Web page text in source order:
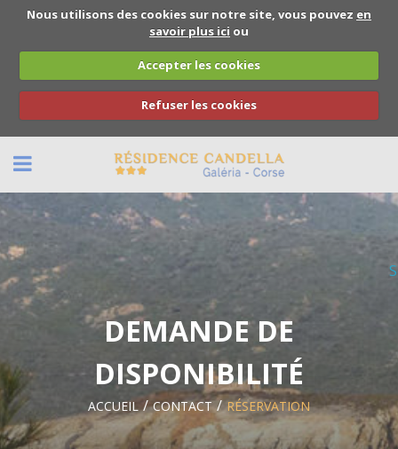
Nous utilisons des cookies sur notre site, vous pouvez en
savoir plus ici ou
Accepter les cookies
Refuser les cookies
BACK
NOUS CONTACTER
RÉSERVATION
DEMANDE DE
DISPONIBILITÉ
ACCUEIL CONTACT RÉSERVATION